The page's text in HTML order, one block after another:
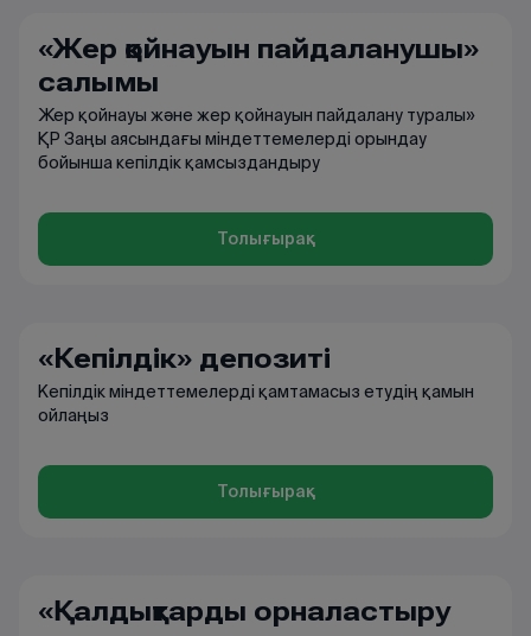
«Жер қойнауын пайдаланушы»
салымы
Жер қойнауы және жер қойнауын пайдалану туралы»
ҚР Заңы аясындағы міндеттемелерді орындау
бойынша кепілдік қамсыздандыру
Толығырақ
«Кепілдік» депозиті
Кепілдік міндеттемелерді қамтамасыз етудің қамын
ойлаңыз
Толығырақ
«Қалдықтарды орналастыру